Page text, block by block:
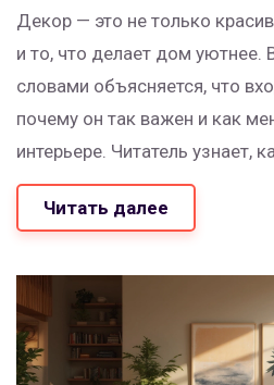
Декор — это не только
и то, что делает дом уютнее.
словами объясняется, что
почему он так важен и как
интерьере. Читатель узнает,
и как не ошибиться с их
советы помогут добавить
помогут взглянуть на декор
Читать далее